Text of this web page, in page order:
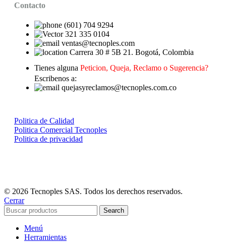
Contacto
(601) 704 9294
321 335 0104
ventas@tecnoples.com
Carrera 30 # 5B 21. Bogotá, Colombia
Tienes alguna Peticion, Queja, Reclamo o Sugerencia?
Escribenos a:
quejasyreclamos@tecnoples.com.co
Politica de Calidad
Politica Comercial Tecnoples
Politica de privacidad
© 2026 Tecnoples SAS. Todos los derechos reservados.
Cerrar
Search
Menú
Herramientas